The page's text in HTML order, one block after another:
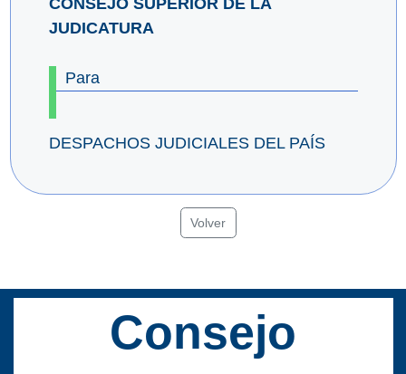
CONSEJO SUPERIOR DE LA
JUDICATURA
Para
DESPACHOS JUDICIALES DEL PAÍS
Volver
Consejo